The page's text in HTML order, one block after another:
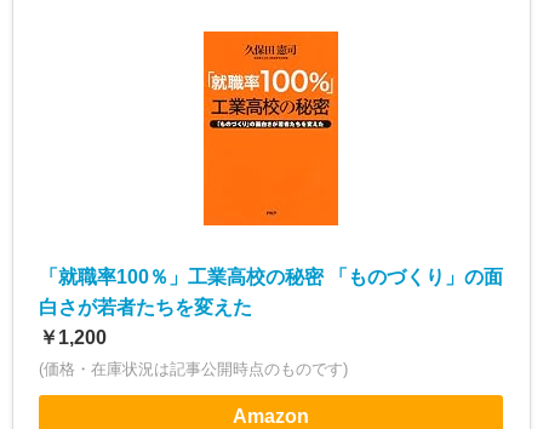
「就職率100％」工業高校の秘密 「ものづくり」の面
白さが若者たちを変えた
￥1,200
(価格・在庫状況は記事公開時点のものです)
Amazon